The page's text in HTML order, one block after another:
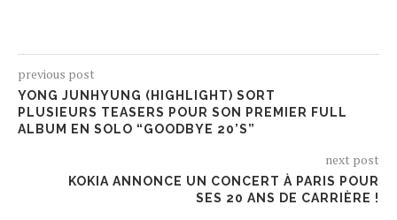
previous post
YONG JUNHYUNG (HIGHLIGHT) SORT
PLUSIEURS TEASERS POUR SON PREMIER FULL
ALBUM EN SOLO “GOODBYE 20’S”
next post
KOKIA ANNONCE UN CONCERT À PARIS POUR
SES 20 ANS DE CARRIÈRE !